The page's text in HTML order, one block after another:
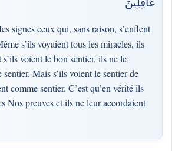
signes ceux qui, sans raison, s’enflent
s’ils voyaient tous les miracles, ils
voient le bon sentier, ils ne le
Mais s’ils voient le sentier de
comme sentier. C’est qu’en vérité ils
Nos preuves et ils ne leur accordaient